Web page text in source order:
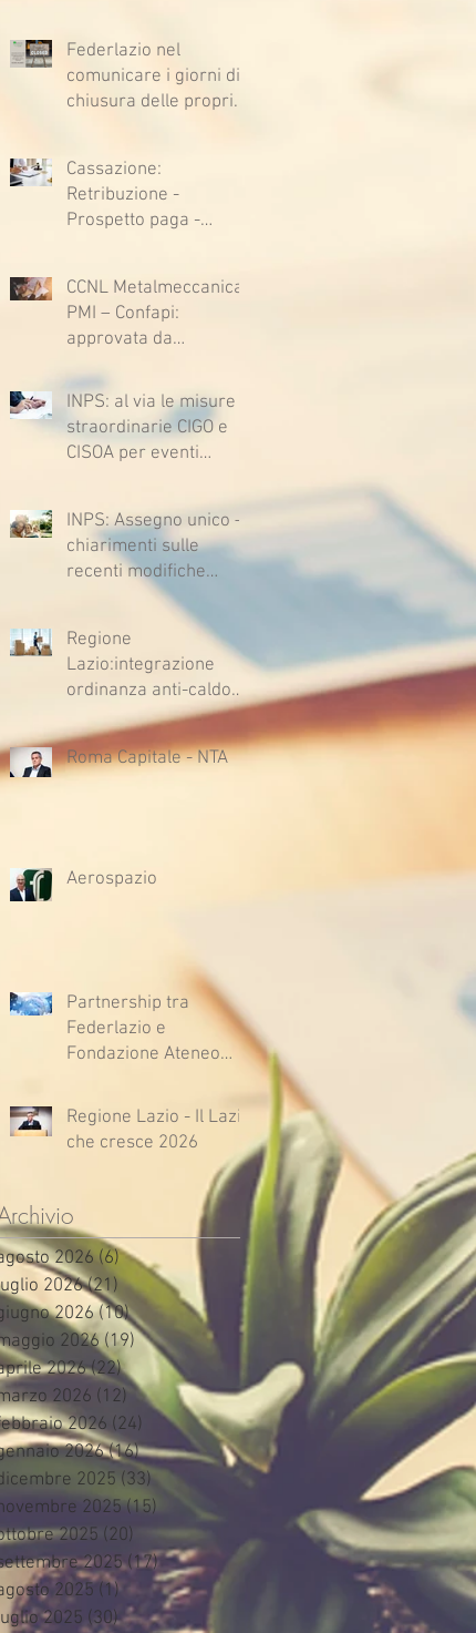
Federlazio nel
comunicare i giorni di
chiusura delle proprie
Cassazione:
Retribuzione -
Prospetto paga -
sfavore del datore di
lavoro - Prova legale -
Sussiste. (Cc, articoli
1362, 2697, 2730,
2732, 2734 e 2735)
CCNL Metalmeccanica
PMI – Confapi:
approvata da
l’ipotesi di accordo per
il rinnovo del CCNL
INPS: al via le misure
straordinarie CIGO e
CISOA per eventi
INPS: Assegno unico –
chiarimenti sulle
recenti modifiche
Regione
Lazio:integrazione
ordinanza anti-caldo
per l'estate 2026
Roma Capitale - NTA
Aerospazio
Partnership tra
Federlazio e
Fondazione Ateneo
Regione Lazio - Il Lazio
che cresce 2026
2026 (6)6 post
2026 (21) 21 post
2026(10)10 post
2026 (19) 19 post
2026(22)22 post
2026 (12) 12 post
2026 (24) 24 post
2026 (16)16 post
2025 (33)33 post
2025 (15)
2025 (20) 20 post
2025 (17)17 post
2025 (1)1 post
2025 (30)30 post